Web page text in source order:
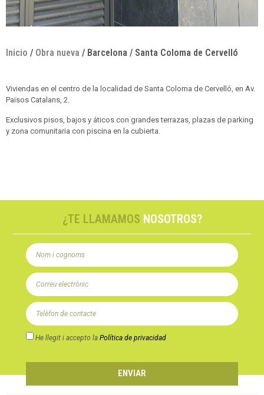
Inicio / Obra nueva / Barcelona / Santa Coloma de Cervelló
Viviendas en el centro de la localidad de Santa Coloma de Cervelló, en Av.
Països Catalans, 2.
Exclusivos pisos, bajos y áticos con grandes terrazas, plazas de parking
y zona comunitaria con piscina en la cubierta.
¿TE LLAMAMOS NOSOTROS?
He llegit i accepto la Política de privacidad
ENVIAR